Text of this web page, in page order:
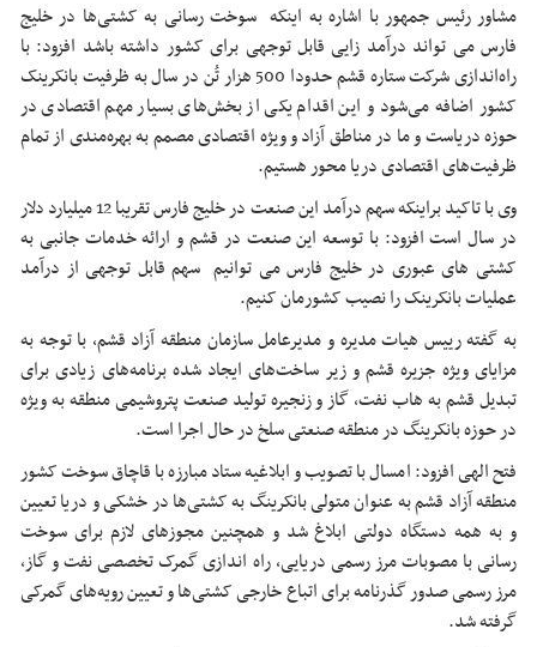
مشاور رئیس جمهور با اشاره به اینکه سوخت رسانی به کشتی‌ها در خلیج
فارس می تواند درآمد زایی قابل توجهی برای کشور داشته باشد افزود: با
راه‌اندازی شرکت ستاره قشم حدودا 500 هزار تُن در سال به ظرفیت بانکرینک
کشور اضافه می‌شود و این اقدام یکی از بخش‌های بسیار مهم اقتصادی در
حوزه دریاست و ما در مناطق آزاد و ویژه اقتصادی مصمم به بهره‌مندی از تمام
ظرفیت‌های اقتصادی دریا محور هستیم.
وی با تاکید براینکه سهم درآمد این صنعت در خلیج فارس تقریبا 12 میلیارد دلار
در سال است افزود: با توسعه این صنعت در قشم و ارائه خدمات جانبی به
کشتی های عبوری در خلیج فارس می توانیم سهم قابل توجهی از درآمد
عملیات بانکرینک را نصیب کشورمان کنیم.
به گفته رییس هیات مدیره و مدیرعامل سازمان منطقه آزاد قشم، با توجه به
مزایای ویژه جزیره قشم و زیر ساخت‌های ایجاد شده برنامه‌های زیادی برای
تبدیل قشم به هاب نفت، گاز و زنجیره تولید صنعت پتروشیمی منطقه به ویژه
در حوزه بانکرینگ در منطقه صنعتی سلخ در حال اجرا است.
فتح الهی افزود: امسال با تصویب و ابلاغیه ستاد مبارزه با قاچاق سوخت کشور
منطقه آزاد قشم به عنوان متولی بانکرینگ به کشتی‌ها در خشکی و دریا تعیین
و به همه دستگاه دولتی ابلاغ شد و همچنین مجوز‌های لازم برای سوخت
رسانی با مصوبات مرز رسمی دریایی، راه اندازی گمرک تخصصی نفت و گاز،
مرز رسمی صدور گذرنامه برای اتباع خارجی کشتی‌ها و تعیین رویه‌های گمرکی
گرفته شد.